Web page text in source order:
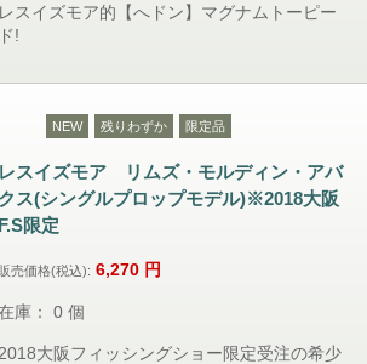
レスイズモア的【へドン】マグナムトーピー
ド!
NEW 残りわずか 限定品
レスイズモア リムズ・モルディン・アバ
クス(シングルプロップモデル)※2018大阪
F.S限定
販売価格(税込): 6,270 円
庫： 0 個
2018大阪フィッシングショー限定受注の希少